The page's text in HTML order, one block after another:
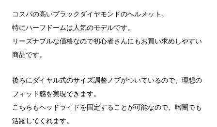
コスパの高いブラックダイヤモンドのヘルメット。
特にハーフドームは人気のモデルです。
リーズナブルな価格なので初心者さんにもお買い求めしやすい
商品です。
後ろにダイヤル式のサイズ調整ノブがついているので、理想の
フィット感を実現できます。
こちらもヘッドライドを固定することが可能なので、暗闇でも
活躍してくれます。